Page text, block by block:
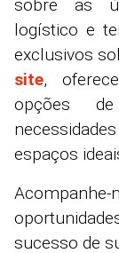
sobre as
logístico e
exclusivos
site,
opções
espaços
Acompanhe-
sucesso de